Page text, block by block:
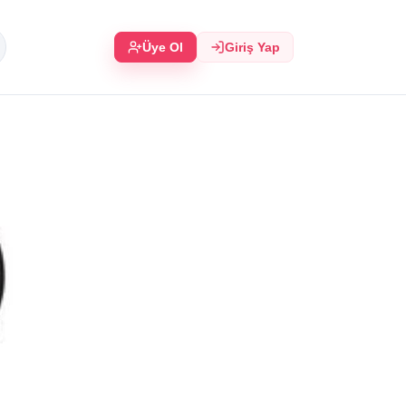
Üye Ol Giriş Yap